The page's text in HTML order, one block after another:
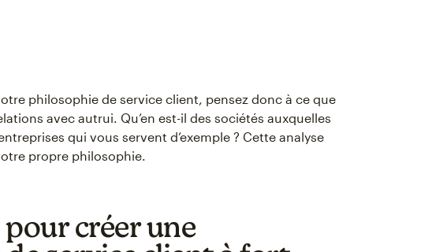
philosophie de service client, pensez donc à ce que
avec autrui. Qu’en est-il des sociétés auxquelles
qui vous servent d’exemple ? Cette analyse
propre philosophie.
créer une